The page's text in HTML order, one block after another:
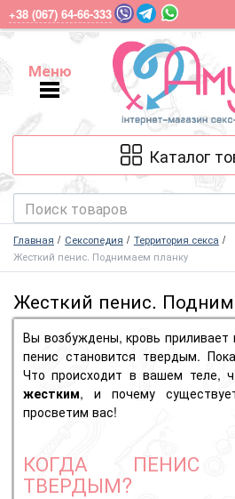
+38 (067) 64-66-333
Меню
Меню
Каталог
Главная Сексопедия
Территория секса
Жесткий пенис. Поднимаем планку
Жесткий пенис.
Вы возбуждены, кровь приливает
пенис становится твердым.
Что происходит в вашем теле,
жестким, и почему
просветим вас!
КОГДА ПЕНИС
ТВЕРДЫМ?